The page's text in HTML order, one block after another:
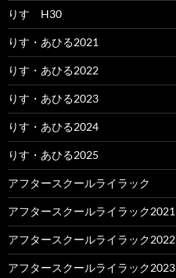
りす H30
りす・あひる2021
りす・あひる2022
りす・あひる2023
りす・あひる2024
りす・あひる2025
アフタースクールライラック
アフタースクールライラック2021
アフタースクールライラック2022
アフタースクールライラック2023